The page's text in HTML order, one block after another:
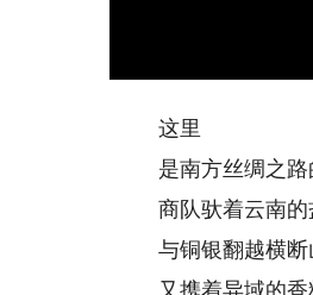
这里
是南方丝绸之路
商队驮着云南的
与铜银翻越横断
又携着异域的香